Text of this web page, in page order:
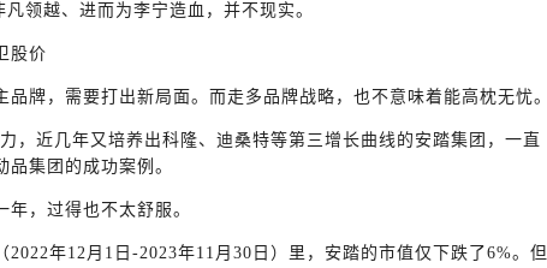
领越、进而为李宁造血，并不现实。
股价
品牌，需要打出新局面。而走多品牌战略，也不意味着能高枕无忧。
，近几年又培养出科隆、迪桑特等第三增长曲线的安踏集团，一直
集团的成功案例。
，过得也不太舒服。
2022年12月1日-2023年11月30日）里，安踏的市值仅下跌了6%。但